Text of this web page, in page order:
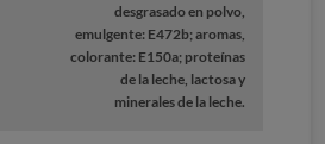
desgrasado en polvo,
emulgente: E472b; aromas,
colorante: E150a; proteínas
de la leche, lactosa y
minerales de la leche.